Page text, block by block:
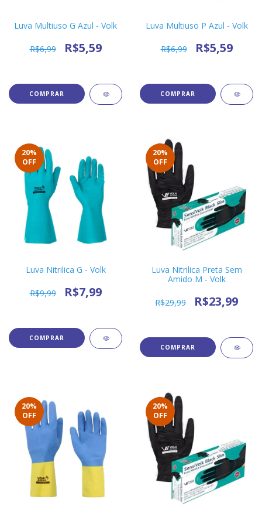
Luva Multiuso G Azul - Volk
R$6,99 R$5,59
Luva Multiuso P Azul - Volk
R$6,99 R$5,59
20%
OFF
Luva Nitrilica G - Volk
R$9,99 R$7,99
20%
OFF
Luva Nitrilica Preta Sem
Amido M - Volk
R$29,99 R$23,99
20%
OFF
20%
OFF